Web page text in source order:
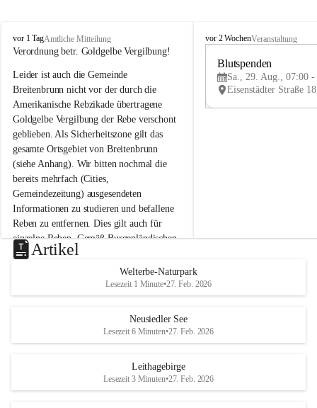
B
r
i
t
e
n
b
r
u
n
n
a
m
N
e
u
s
d
S
vor 1 TagAmtliche Mitteilung
Verordnung betr. Goldgelbe Vergilbung!
Leider ist auch die Gemeinde
Breitenbrunn nicht vor der durch die
Amerikanische Rebzikade übertragene
Goldgelbe Vergilbung der Rebe verschont
geblieben. Als Sicherheitszone gilt das
gesamte Ortsgebiet von Breitenbrunn
(siehe Anhang). Wir bitten nochmal die
bereits mehrfach (Cities,
Gemeindezeitung) ausgesendeten
Informationen zu studieren und befallene
Reben zu entfernen. Dies gilt auch für
einzelne Reben. Gemäß Burgenländischen
Weinbaugesetz sind nicht gepflegte oder
unzulässige Weingärten zu roden! Bitte
helfen wir zusammen um unsere Winzer
vor den prognostizierten Ernteausfällen
und den daraus folgenden wirtschaftlichen
Maßnahmen zur Bekämpfung
B
e
u
e
d
r
S
vor 2 WochenVeranstaltung
Blutspenden
Sa., 29. Aug., 07:00 -
Artikel
Welterbe-Naturpark
Lesezeit 1 Minute•27. Feb. 2026
Neusiedler See
Lesezeit 6 Minuten•27. Feb. 2026
Leithagebirge
Lesezeit 3 Minuten•27. Feb. 2026